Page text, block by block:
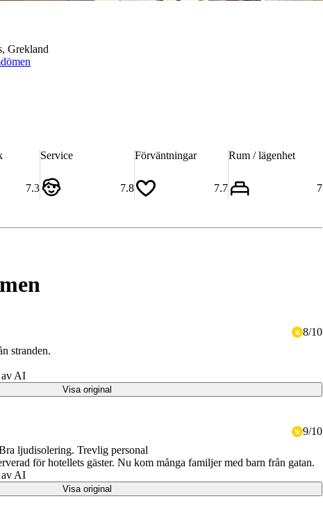
Grekland
7.3
Service
7.8
Förväntningar
7.7
Rum / lägenhet
7
8/10
stranden.
av AI
Visa original
9/10
ljudisolering. Trevlig personal
för hotellets gäster. Nu kom många familjer med barn från gatan.
av AI
Visa original